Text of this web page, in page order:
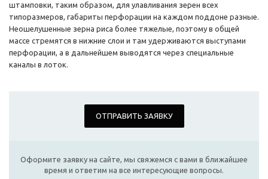
штамповки, таким образом, для улавливания зерен всех
типоразмеров, габариты перфорации на каждом поддоне разные.
Неошелушенные зерна риса более тяжелые, поэтому в общей
массе стремятся в нижние слои и там удерживаются выступами
перфорации, а в дальнейшем выводятся через специальные
каналы в лоток.
ОТПРАВИТЬ ЗАЯВКУ
Оформите заявку на сайте, мы свяжемся с вами в ближайшее
время и ответим на все интересующие вопросы.